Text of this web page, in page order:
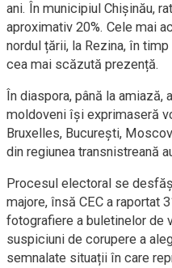
ani. În municipiul Chișinău,
aproximativ 20%. Cele mai
nordul țării, la Rezina, în
cea mai scăzută prezență.
În diaspora, până la
moldoveni își exprimaseră
Bruxelles, București,
din regiunea transnistreană
Procesul electoral se
majore, însă CEC a raportat
fotografiere a buletinelor de
suspiciuni de corupere a
semnalate situații în care